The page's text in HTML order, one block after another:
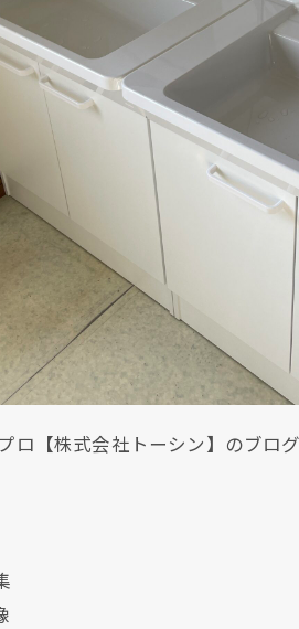
ロ【株式会社トーシン】のブログ